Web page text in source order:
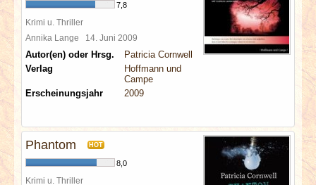
7,8
Krimi u. Thriller
Annika Lange 14. Juni 2009
Autor(en) oder Hrsg.
Patricia Cornwell
Verlag
Hoffmann und
Campe
Erscheinungsjahr
2009
Phantom HOT
8,0
Krimi u. Thriller